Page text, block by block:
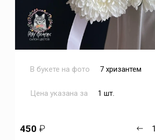
В букете на фото 7 хризантем
Цена указана за 1 шт.
450 ₽